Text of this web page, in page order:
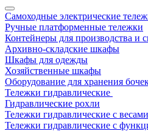
Самоходные электрические
Ручные платформенные тележки
Контейнеры для производства и
Архивно-складские шкафы
Шкафы для одежды
Хозяйственные шкафы
Оборудование для хранения
Тележки гидравлические
Гидравлические рохли
Тележки гидравлические с весами
Тележки гидравлические с